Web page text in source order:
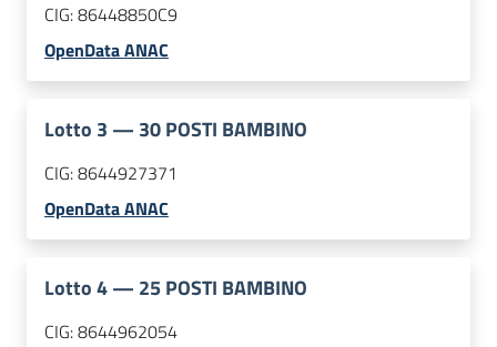
CIG:86448850C9
OpenData ANAC
Lotto 3 — 30 POSTI BAMBINO
CIG:8644927371
OpenData ANAC
Lotto4— 25 POSTI BAMBINO
CIG:8644962054